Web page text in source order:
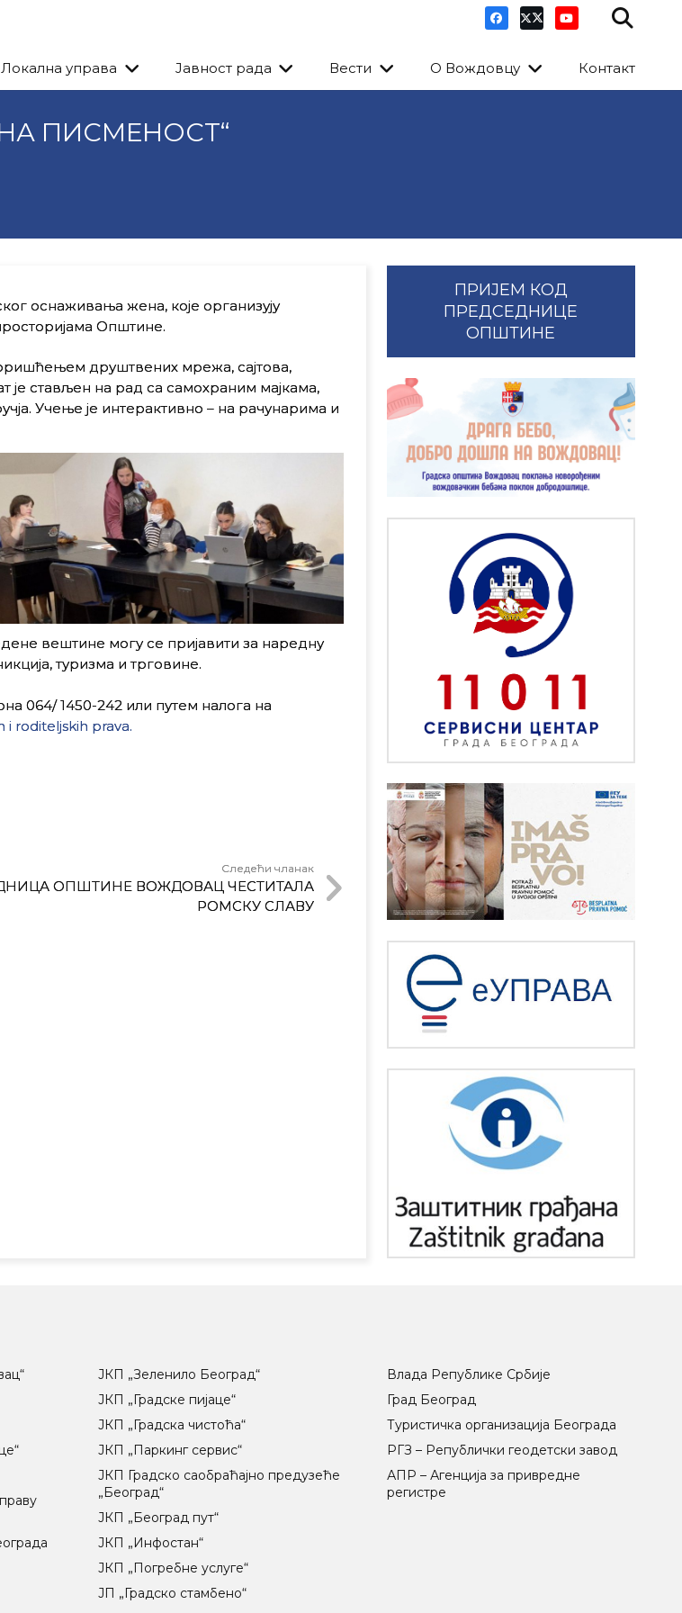
Локална управа Јавност рада Вести О Вождовцу Контакт
ПИСМЕНОСТ“
оснаживања жена, које организују
Општине.
друштвених мрежа, сајтова,
је стављен на рад са самохраним мајкама,
Учење је интерактивно – на рачунарима и
вештине могу се пријавити за наредну
туризма и трговине.
064/ 1450-242 или путем налога на
i roditeljskih prava.
Следећи чланак
ОПШТИНЕ ВОЖДОВАЦ ЧЕСТИТАЛА
РОМСКУ СЛАВУ
ПРИЈЕМ КОД
ПРЕДСЕДНИЦЕ
ОПШТИНЕ
ЈКП „Зеленило Београд“
ЈКП „Градске пијаце“
ЈКП „Градска чистоћа“
ЈКП „Паркинг сервис“
ЈКП Градско саобраћајно предузеће
„Београд“
ЈКП „Београд пут“
ЈКП „Инфостан“
ЈКП „Погребне услуге“
ЈП „Градско стамбено“
Влада Републике Србије
Град Београд
Туристичка организација Београда
РГЗ – Републички геодетски завод
АПР – Агенција за привредне
регистре